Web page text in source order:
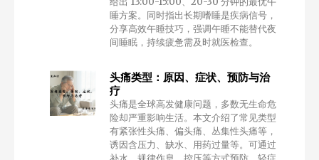
睡方案。同时指出长期嗜睡是疾病信号，
分享高效午睡技巧，强调午睡不能替代夜
间睡眠，持续疲惫需及时就医检查。
头痛类型：原因、症状、预防与治
疗
头痛是全球高发健康问题，多数无生命危
险却严重影响生活。本文介绍了常见类型
有紧张性头痛、偏头痛、丛集性头痛等，
诱因含压力、缺水、用药过量等。可通过